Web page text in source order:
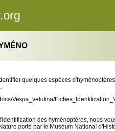
quelques espèces
Vespa_velutina/
des hyménoptères, nous
porté par le Muséum National